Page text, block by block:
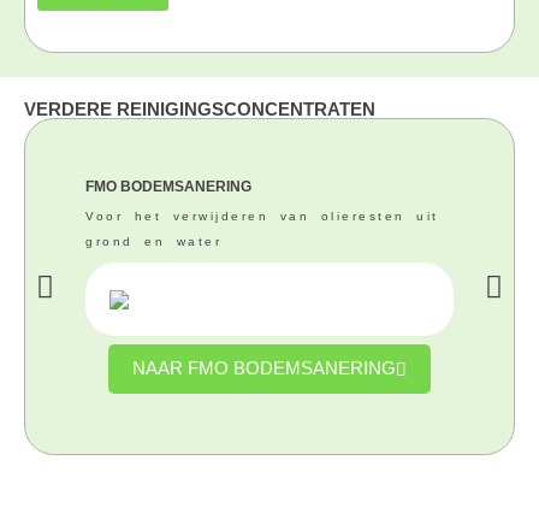
VERDERE REINIGINGSCONCENTRATEN
FMO BODEMSANERING
Voor het verwijderen van olieresten uit
grond en water
NAAR FMO BODEMSANERING